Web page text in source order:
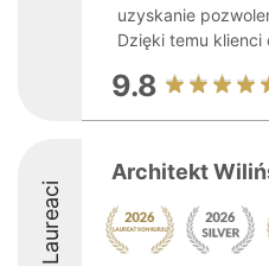
uzyskanie
Dzięki temu klienci
9.8
Laureaci
Architekt